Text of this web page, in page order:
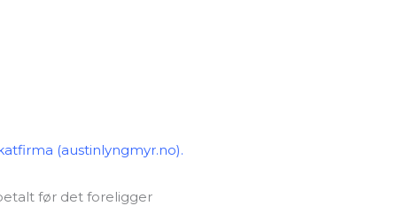
(austinlyngmyr.no).
før det foreligger